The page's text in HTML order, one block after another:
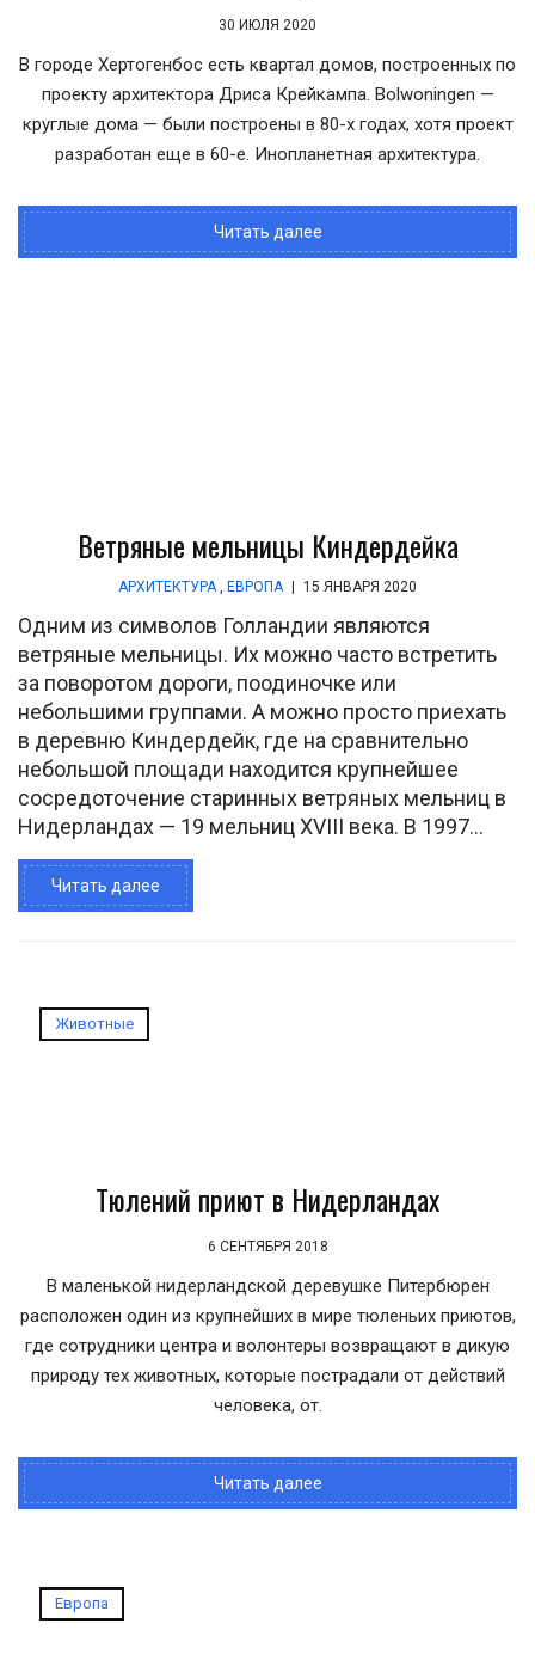
30 ИЮЛЯ 2020
В городе Хертогенбос есть квартал домов, построенных по
проекту архитектора Дриса Крейкампа. Bolwoningen —
круглые дома — были построены в 80-х годах, хотя проект
разработан еще в 60-е. Инопланетная архитектура.
Читать далее
Ветряные мельницы Киндердейка
АРХИТЕКТУРА, ЕВРОПА | 15 ЯНВАРЯ 2020
Одним из символов Голландии являются
ветряные мельницы. Их можно часто встретить
за поворотом дороги, поодиночке или
небольшими группами. А можно просто приехать
в деревню Киндердейк, где на сравнительно
небольшой площади находится крупнейшее
сосредоточение старинных ветряных мельниц в
Нидерландах — 19 мельниц XVIII века. В 1997...
Читать далее
Животные
Тюлений приют в Нидерландах
6 СЕНТЯБРЯ 2018
В маленькой нидерландской деревушке Питербюрен
расположен один из крупнейших в мире тюленьих приютов,
где сотрудники центра и волонтеры возвращают в дикую
природу тех животных, которые пострадали от действий
человека, от.
Читать далее
Европа